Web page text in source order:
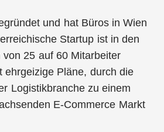
und hat Büros in Wien
Startup ist in den
25 auf 60 Mitarbeiter
ehrgeizige Pläne, durch die
Logistikbranche zu einem
E-Commerce Markt